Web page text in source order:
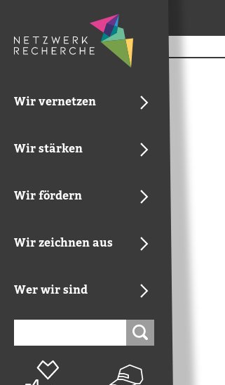
Wir vernetzen
Wir stärken
Wir fördern
Wir zeichnen aus
Wer wir sind